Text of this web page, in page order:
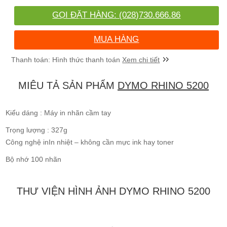
GỌI ĐẶT HÀNG: (028)730.666.86
MUA HÀNG
Xem chi tiết
MIÊU TẢ SẢN PHẨM DYMO RHINO 5200
Kiểu dáng : Máy in nhãn cầm tay
Trọng lượng : 327g
Công nghệ inIn nhiệt – không cần mực ink hay toner
Bộ nhớ 100 nhãn
THƯ VIỆN HÌNH ẢNH DYMO RHINO 5200